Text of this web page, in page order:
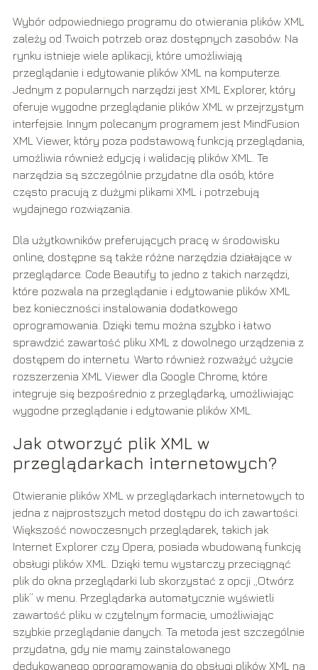
Wybór odpowiedniego programu do otwierania plików XML
zależy od Twoich potrzeb oraz dostępnych zasobów. Na
rynku istnieje wiele aplikacji, które umożliwiają
przeglądanie i edytowanie plików XML na komputerze.
Jednym z popularnych narzędzi jest XML Explorer, który
oferuje wygodne przeglądanie plików XML w przejrzystym
interfejsie. Innym polecanym programem jest MindFusion
XML Viewer, który poza podstawową funkcją przeglądania,
umożliwia również edycję i walidację plików XML. Te
narzędzia są szczególnie przydatne dla osób, które
często pracują z dużymi plikami XML i potrzebują
wydajnego rozwiązania.
Dla użytkowników preferujących pracę w środowisku
online, dostępne są także różne narzędzia działające w
przeglądarce. Code Beautify to jedno z takich narzędzi,
które pozwala na przeglądanie i edytowanie plików XML
bez konieczności instalowania dodatkowego
oprogramowania. Dzięki temu można szybko i łatwo
sprawdzić zawartość pliku XML z dowolnego urządzenia z
dostępem do internetu. Warto również rozważyć użycie
rozszerzenia XML Viewer dla Google Chrome, które
integruje się bezpośrednio z przeglądarką, umożliwiając
wygodne przeglądanie i edytowanie plików XML.
Jak otworzyć plik XML w
przeglądarkach internetowych?
Otwieranie plików XML w przeglądarkach internetowych to
jedna z najprostszych metod dostępu do ich zawartości.
Większość nowoczesnych przeglądarek, takich jak
Internet Explorer czy Opera, posiada wbudowaną funkcję
obsługi plików XML. Dzięki temu wystarczy przeciągnąć
plik do okna przeglądarki lub skorzystać z opcji „Otwórz
plik” w menu. Przeglądarka automatycznie wyświetli
zawartość pliku w czytelnym formacie, umożliwiając
szybkie przeglądanie danych. Ta metoda jest szczególnie
przydatna, gdy nie mamy zainstalowanego
dedykowanego oprogramowania do obsługi plików XML na